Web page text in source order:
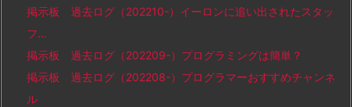
掲示板 過去ログ（202210-）イーロンに追い出されたスタッ
フ…
掲示板 過去ログ（202209-）プログラミングは簡単？
掲示板 過去ログ（202208-）プログラマーおすすめチャンネ
ル